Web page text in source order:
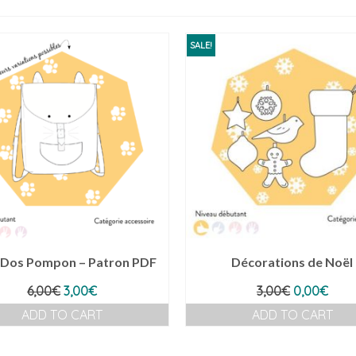
Dos Pompon – Patron PDF
6,00€ Original
price
was:
3,00€Current
price
is:
ADD TO CART
SALE!
Décorations de Noël
3,00€ Original
price
was:
0,00€
price
is:
ADD TO CART